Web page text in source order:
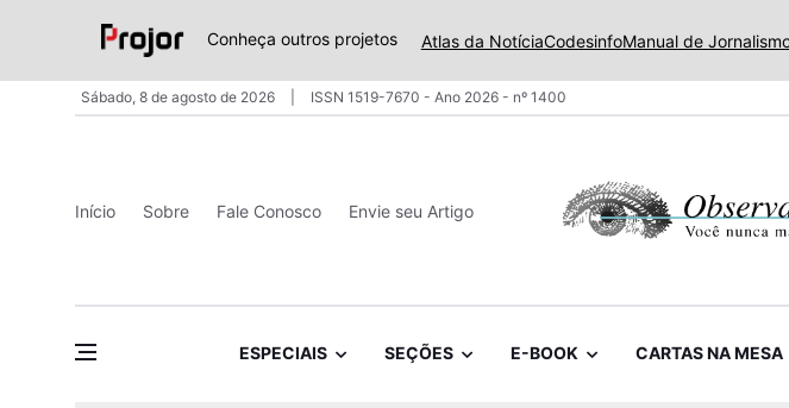
Conheça outros projetos Atlas da NotíciaCodesinfoManual de
Sábado, 8 de agosto de 2026 ISSN 1519-7670 - Ano 2026 - nº 1400
Início Sobre Fale Conosco Envie seu Artigo
ESPECIAIS SEÇÕES E-BOOK CARTAS NA MESA